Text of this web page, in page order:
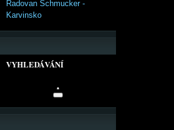
Radovan Schmucker -
Karvinsko
VYHLEDÁVÁNÍ